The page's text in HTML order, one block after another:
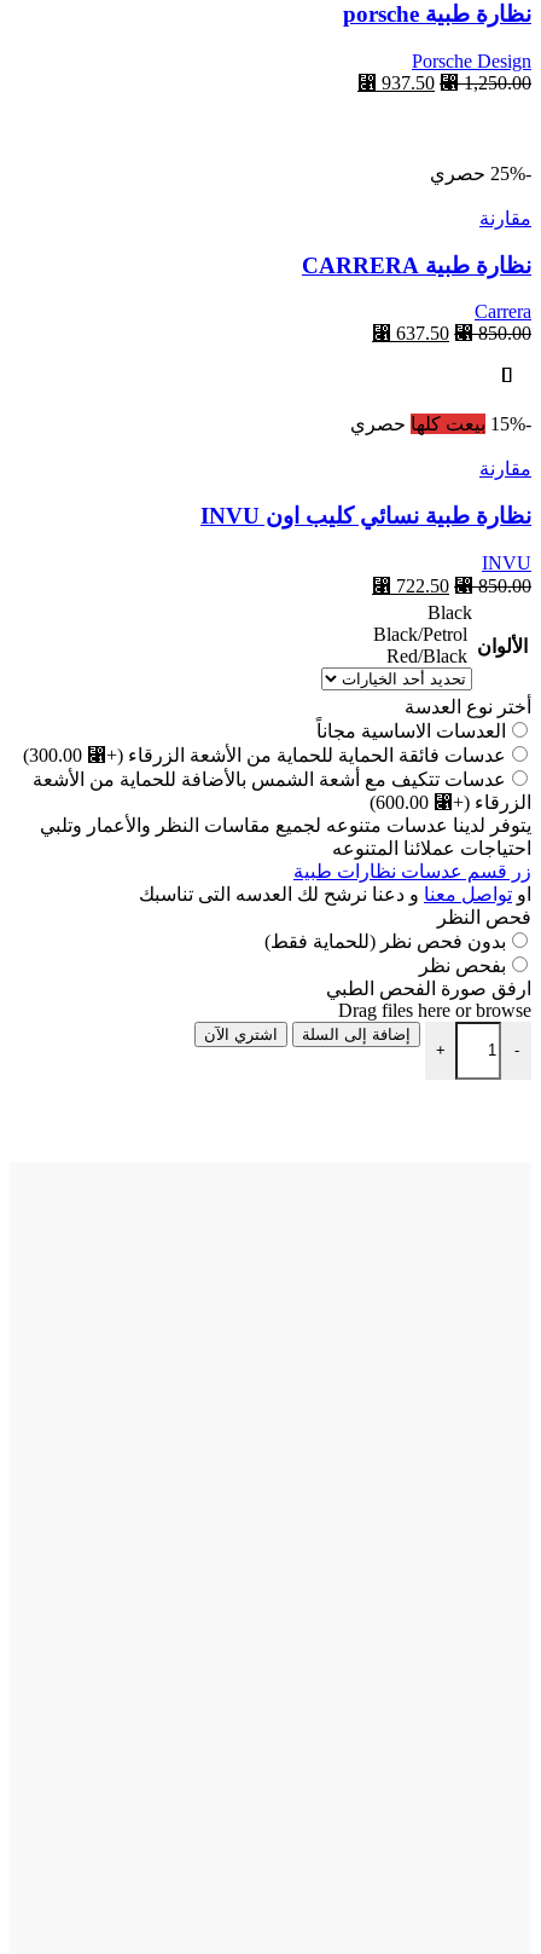
نظارة طبية porsche
Porsche Design
⃁1,250.00
⃁ 937.50
-25% حصري
مقارنة
نظارة طبية CARRERA
Carrera
⃁850.00
⃁ 637.50
أحصل عليها
-15% بيعت كلها حصري
مقارنة
نظارة طبية نسائي كليب اون INVU
INVU
⃁850.00
⃁ 722.50
الألوان
Black
Black/Petrol
Red/Black
أختر نوع العدسة
العدسات الاساسية مجاناً
عدسات فائقة الحماية للحماية من الأشعة الزرقاء (+⃁ 300.00)
عدسات تتكيف مع أشعة الشمس بالأضافة للحماية من الأشعة
الزرقاء (+⃁ 600.00)
يتوفر لدينا عدسات متنوعه لجميع مقاسات النظر والأعمار وتلبي
احتياجات عملائنا المتنوعه
زر قسم عدسات نظارات طبية
او تواصل معنا و دعنا نرشح لك العدسه التى تناسبك
فحص النظر
بدون فحص نظر (للحماية فقط)
بفحص نظر
ارفق صورة الفحص الطبي
Drag files here orbrowse
-
+
إضافة إلى السلة اشتري الآن